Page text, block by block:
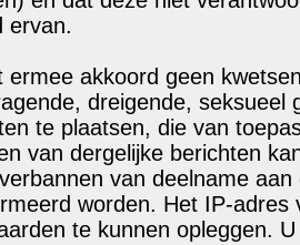
ervan.
ermee akkoord geen
dreigende, seksueel
te plaatsen, die van
van dergelijke berichten
van deelname
worden. Het IP-adres
te kunnen opleggen.